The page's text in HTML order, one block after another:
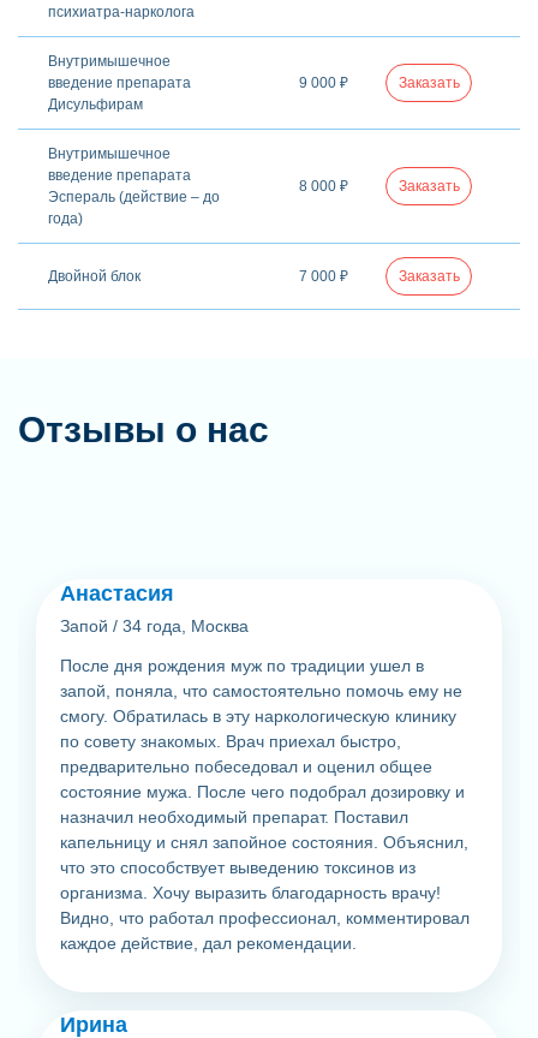
психиатра-нарколога
Внутримышечное
введение препарата
Дисульфирам
9 000 ₽ Заказать
Внутримышечное
введение препарата
Эспераль (действие – до
года)
8 000 ₽ Заказать
Двойной блок 7 000 ₽ Заказать
Отзывы о нас
Анастасия
Запой / 34 года, Москва
После дня рождения муж по традиции ушел в
запой, поняла, что самостоятельно помочь ему не
смогу. Обратилась в эту наркологическую клинику
по совету знакомых. Врач приехал быстро,
предварительно побеседовал и оценил общее
состояние мужа. После чего подобрал дозировку и
назначил необходимый препарат. Поставил
капельницу и снял запойное состояния. Объяснил,
что это способствует выведению токсинов из
организма. Хочу выразить благодарность врачу!
Видно, что работал профессионал, комментировал
каждое действие, дал рекомендации.
Ирина